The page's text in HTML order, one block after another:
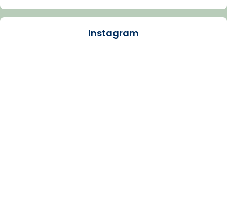
Arquebisbat de Barcelona
Instagram